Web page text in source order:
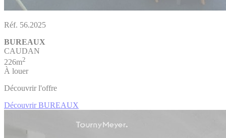
Réf. 56.2025
BUREAUX
CAUDAN
226m2
À louer
Découvrir l'offre
Découvrir BUREAUX